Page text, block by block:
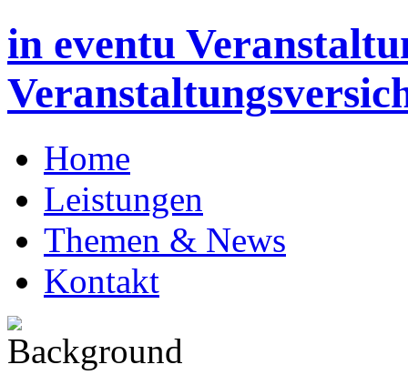
in eventu
Home
Leistungen
Themen & News
Kontakt